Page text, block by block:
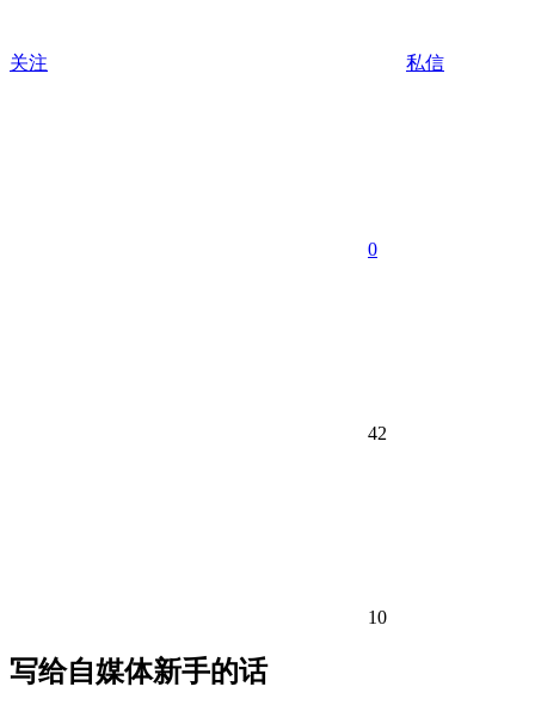
关注 私信
0
42
10
写给自媒体新手的话